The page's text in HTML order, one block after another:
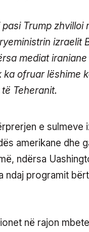
Trump zhvilloi
izraelit
mediat
ka ofruar lëshime
Teheranit.
e sulmeve
amerikane dhe
ndërsa
ndaj programit
në rajon